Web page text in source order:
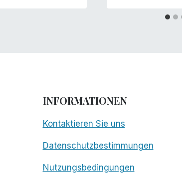
INFORMATIONEN
Kontaktieren Sie uns
Datenschutzbestimmungen
Nutzungsbedingungen